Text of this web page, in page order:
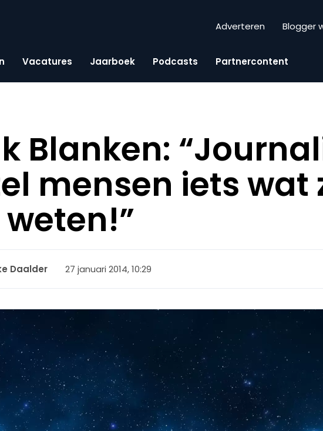
Adverteren Blogger
Vacatures Jaarboek Podcasts Partnercontent
Blanken:
mensen iets wat
Daalder 27 januari 2014, 10:29